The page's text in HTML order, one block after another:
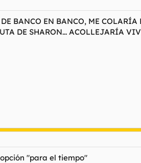
BANCO EN BANCO, ME
DE SHARON... ACOLLEJARÍA
"para el tiempo"